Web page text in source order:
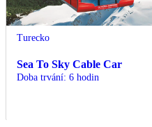
Turecko
Sea To Sky Cable Car
Doba trvání: 6 hodin